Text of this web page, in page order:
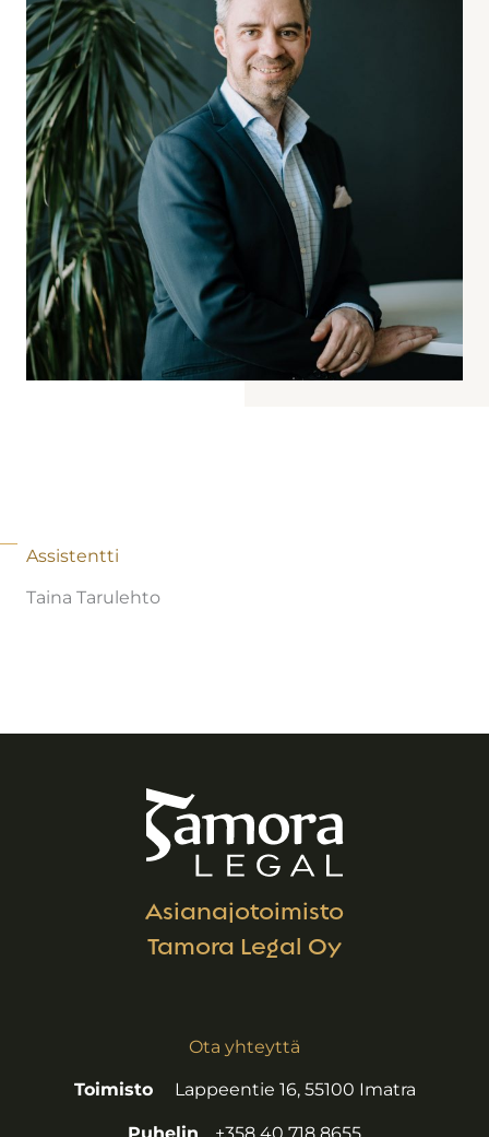
Assistentti
Taina Tarulehto
Asianajotoimisto
Tamora Legal Oy
Ota yhteyttä
Toimisto Lappeentie 16, 55100 Imatra
Puhelin +358 40 718 8655